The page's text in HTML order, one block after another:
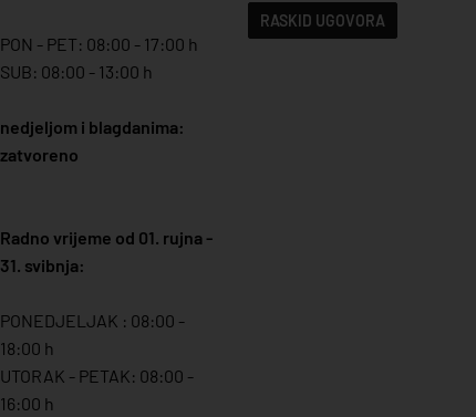
PON - PET: 08:00 - 17:00 h
SUB: 08:00 - 13:00 h
nedjeljom i blagdanima:
zatvoreno
Radno vrijeme od 01. rujna -
31. svibnja:
PONEDJELJAK : 08:00 -
18:00 h
UTORAK - PETAK: 08:00 -
16:00 h
RASKID UGOVORA